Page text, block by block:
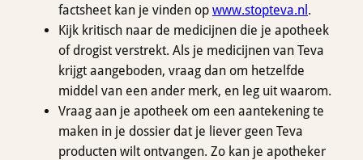
factsheet kan je vinden op www.stopteva.nl .
Kijk kritisch naar de medicijnen die je apotheek
of drogist verstrekt. Als je medicijnen van Teva
krijgt aangeboden, vraag dan om hetzelfde
middel van een ander merk, en leg uit waarom.
Vraag aan je apotheek om een aantekening te
maken in je dossier dat je liever geen Teva
producten wilt ontvangen. Zo kan je apotheker